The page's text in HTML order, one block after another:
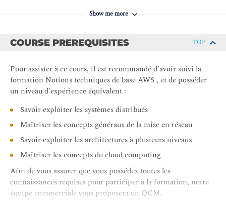
Automatisation avec CloudFormation, System Manager et
OpsWorks
Concevoir une architecture découplée avec SQS, SNS
Déployer des applications Serverless, microservice ECS,
Lambda
RT0/RPO mise en place d'une stratégie de sauvegarde
Chaque sujet abordé pendant la formation sera validé par un
QCM de validation des acquis. Un test blanc sera passé pour
Show me more
COURSE PREREQUISITES TOP
Pour assister à ce cours, il est recommandé d'avoir suivi la
formation Notions techniques de base AWS , et de posséder
un niveau d'expérience équivalent :
Savoir exploiter les systèmes distribués
Maîtriser les concepts généraux de la mise en réseau
Savoir exploiter les architectures à plusieurs niveaux
Maîtriser les concepts du cloud computing
Afin de vous assurer que vous possédez toutes les
connaissances requises pour participer à la formation, notre
équipe commerciale vous proposera un QCM.